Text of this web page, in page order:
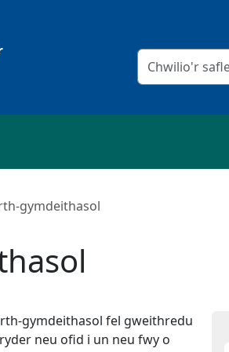
Meini prawf
gymdeithasol
gymdeithasol fel gweithredu
neu ofid i un neu fwy o